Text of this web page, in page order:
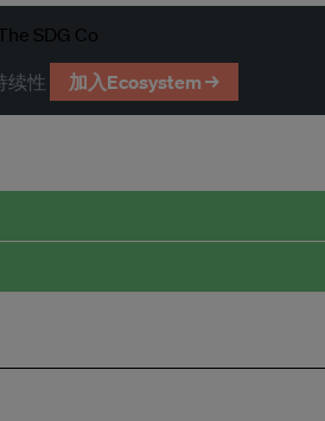
续性 加入Ecosystem →